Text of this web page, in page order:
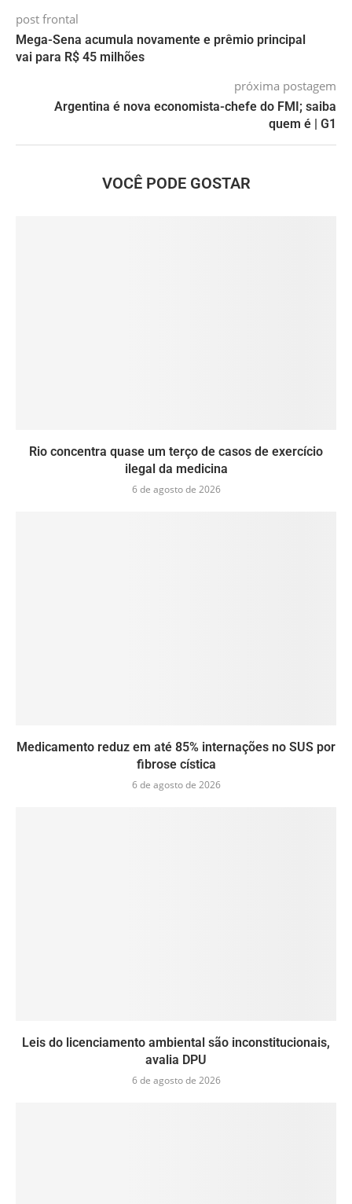
post frontal
Mega-Sena acumula novamente e prêmio principal
vai para R$ 45 milhões
próxima postagem
Argentina é nova economista-chefe do FMI; saiba
quem é | G1
VOCÊ PODE GOSTAR
Rio concentra quase um terço de casos de exercício
ilegal da medicina
6 de agosto de 2026
Medicamento reduz em até 85% internações no SUS por
fibrose cística
6 de agosto de 2026
Leis do licenciamento ambiental são inconstitucionais,
avalia DPU
6 de agosto de 2026